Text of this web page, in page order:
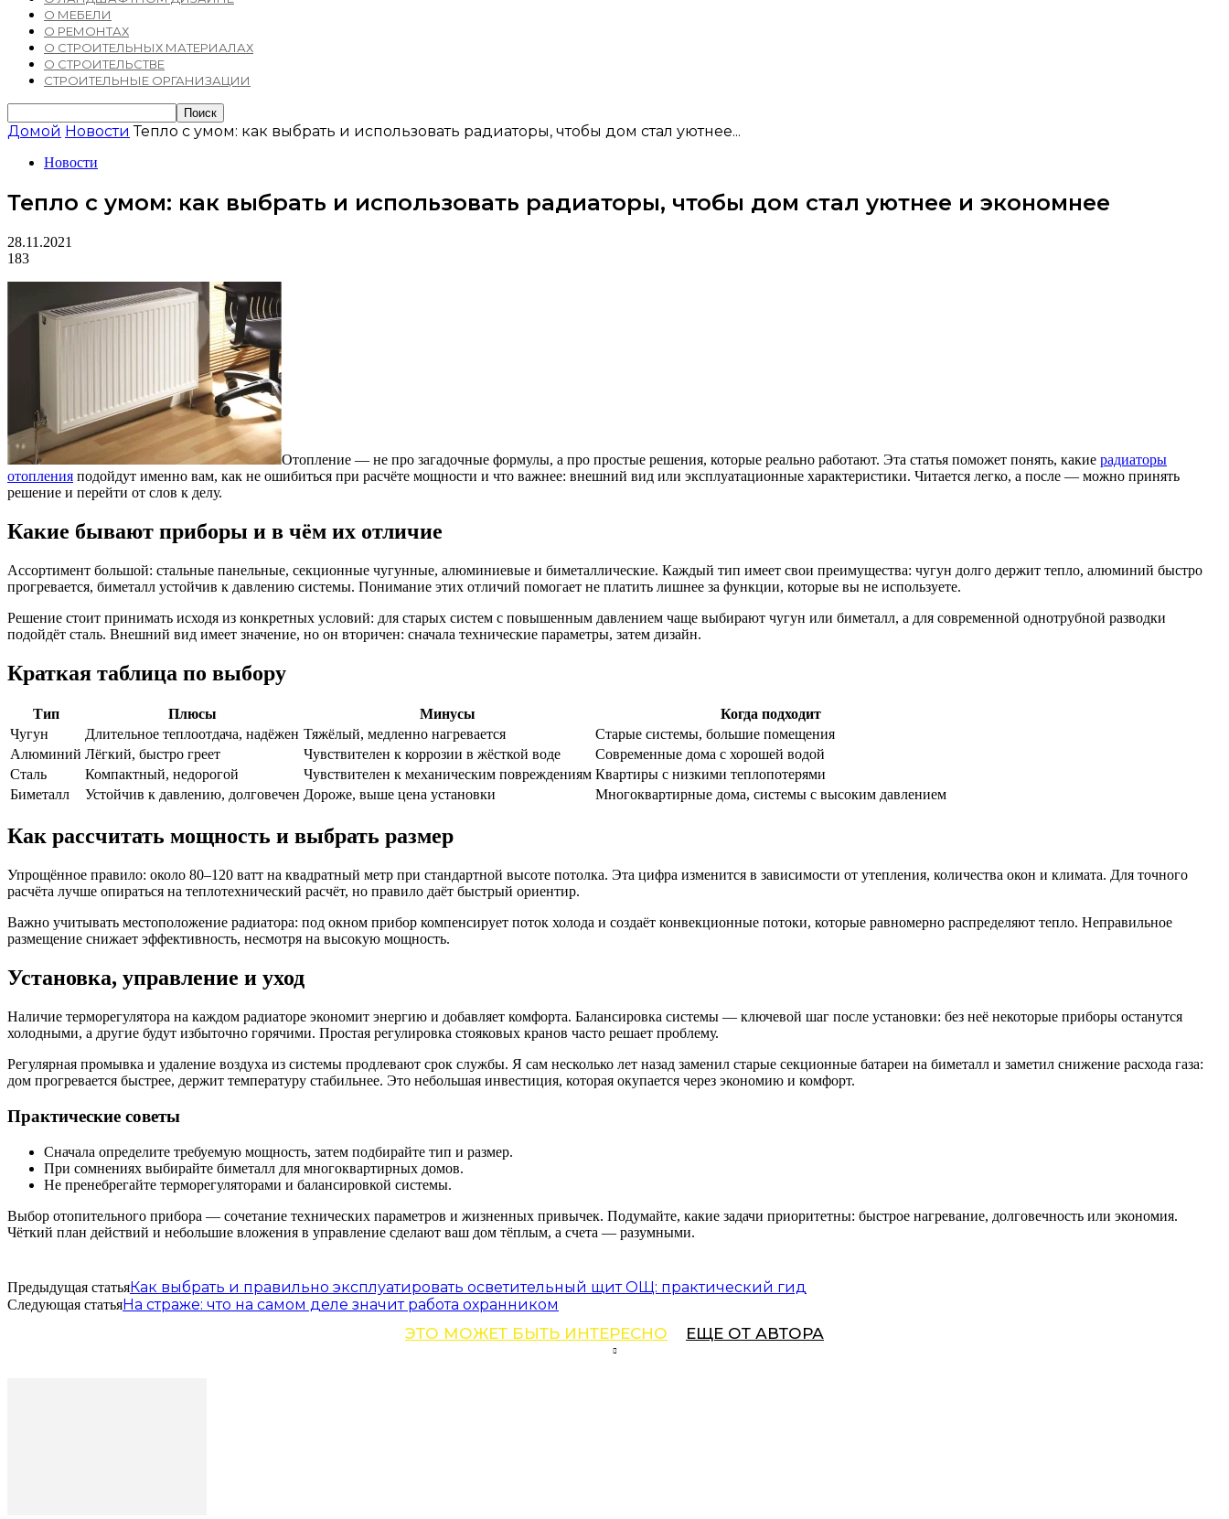
О МЕБЕЛИ
О РЕМОНТАХ
О СТРОИТЕЛЬНЫХ МАТЕРИАЛАХ
О СТРОИТЕЛЬСТВЕ
СТРОИТЕЛЬНЫЕ ОРГАНИЗАЦИИ
Домой Новости Тепло с умом: как выбрать и использовать радиаторы, чтобы дом стал уютнее...
Новости
Тепло с умом: как выбрать и использовать радиаторы, чтобы дом стал уютнее и экономнее
28.11.2021
183
Отопление — не про загадочные формулы, а про простые решения, которые реально работают. Эта статья поможет понять, какие радиаторы
отопления подойдут именно вам, как не ошибиться при расчёте мощности и что важнее: внешний вид или эксплуатационные характеристики. Читается легко, а после — можно принять
решение и перейти от слов к делу.
Какие бывают приборы и в чём их отличие
Ассортимент большой: стальные панельные, секционные чугунные, алюминиевые и биметаллические. Каждый тип имеет свои преимущества: чугун долго держит тепло, алюминий быстро
прогревается, биметалл устойчив к давлению системы. Понимание этих отличий помогает не платить лишнее за функции, которые вы не используете.
Решение стоит принимать исходя из конкретных условий: для старых систем с повышенным давлением чаще выбирают чугун или биметалл, а для современной однотрубной разводки
подойдёт сталь. Внешний вид имеет значение, но он вторичен: сначала технические параметры, затем дизайн.
Краткая таблица по выбору
Тип Плюсы Минусы
Когда подходит
Чугун
Длительное теплоотдача, надёжен Тяжёлый, медленно нагревается
Старые системы, большие помещения
Алюминий Лёгкий, быстро греет Чувствителен к коррозии в жёсткой воде
Современные дома с хорошей водой
Сталь
Компактный, недорогой Чувствителен к механическим повреждениям Квартиры с низкими теплопотерями
Биметалл
Устойчив к давлению, долговечен Дороже, выше цена установки Многоквартирные дома, системы с высоким давлением
Как рассчитать мощность и выбрать размер
Упрощённое правило: около 80–120 ватт на квадратный метр при стандартной высоте потолка. Эта цифра изменится в зависимости от утепления, количества окон и климата. Для точного
расчёта лучше опираться на теплотехнический расчёт, но правило даёт быстрый ориентир.
Важно учитывать местоположение радиатора: под окном прибор компенсирует поток холода и создаёт конвекционные потоки, которые равномерно распределяют тепло. Неправильное
размещение снижает эффективность, несмотря на высокую мощность.
Установка, управление и уход
Наличие терморегулятора на каждом радиаторе экономит энергию и добавляет комфорта. Балансировка системы — ключевой шаг после установки: без неё некоторые приборы останутся
холодными, а другие будут избыточно горячими. Простая регулировка стояковых кранов часто решает проблему.
Регулярная промывка и удаление воздуха из системы продлевают срок службы. Я сам несколько лет назад заменил старые секционные батареи на биметалл и заметил снижение расхода газа:
дом прогревается быстрее, держит температуру стабильнее. Это небольшая инвестиция, которая окупается через экономию и комфорт.
Практические советы
Сначала определите требуемую мощность, затем подбирайте тип и размер.
При сомнениях выбирайте биметалл для многоквартирных домов.
Не пренебрегайте терморегуляторами и балансировкой системы.
Выбор отопительного прибора — сочетание технических параметров и жизненных привычек. Подумайте, какие задачи приоритетны: быстрое нагревание, долговечность или экономия.
Чёткий план действий и небольшие вложения в управление сделают ваш дом тёплым, а счета — разумными.
Предыдущая статьяКак выбрать и правильно эксплуатировать осветительный щит ОЩ: практический гид
Следующая статьяНа страже: что на самом деле значит работа охранником
ЭТО МОЖЕТ БЫТЬ ИНТЕРЕСНО ЕЩЕ ОТ АВТОРА